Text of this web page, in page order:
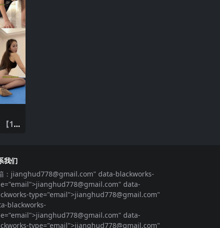
【12
我们
： jianghud778@gmail.com" data-blackworks-
jianghud778@gmail.com" data-
type="email">jianghud778@gmail.com"
blackworks-
jianghud778@gmail.com" data-
type="email">jianghud778@gmail.com"